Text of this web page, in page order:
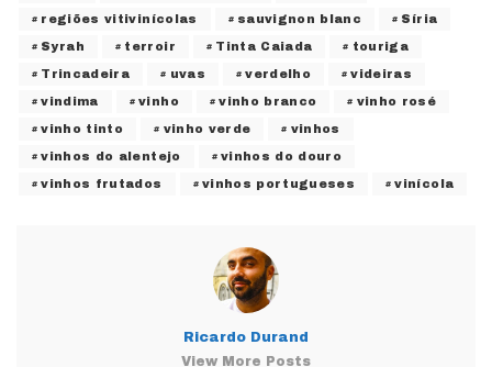
regiões vitivinícolas sauvignon blanc Síria
Syrah terroir Tinta Caiada touriga
Trincadeira uvas verdelho videiras
vindima vinho vinho branco vinho rosé
vinho tinto vinho verde vinhos
vinhos do alentejo vinhos do douro
vinhos frutados vinhos portugueses vinícola
Ricardo Durand
View More Posts